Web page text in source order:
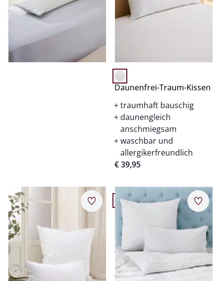
Polsterung für die Knie
waschbar bei 60°
€ 29,95
Daunenfrei-Traum-Kissen
traumhaft bauschig
daunengleich
anschmiegsam
waschbar und
allergikerfreundlich
€ 39,95
Artikel 11 von 14.
Merkzettel
Artikel 12 von 14.
Frankenstolz Baby-Alpaka-
Kissen
wertvolle Babyalpaka-
Wolle
klimatisierend